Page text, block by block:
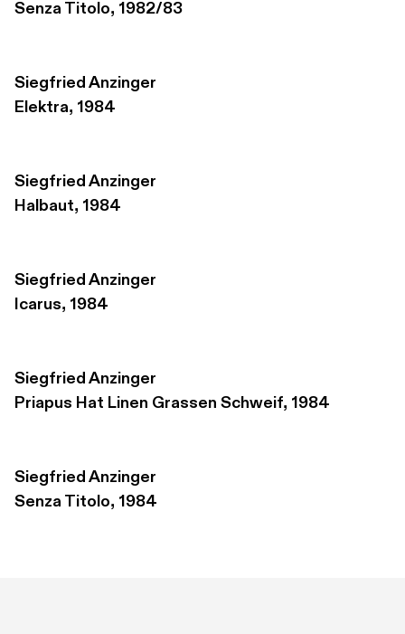
Senza Titolo, 1982/83
Siegfried Anzinger
Elektra, 1984
Siegfried Anzinger
Halbaut, 1984
Siegfried Anzinger
Icarus, 1984
Siegfried Anzinger
Priapus Hat Linen Grassen Schweif, 1984
Siegfried Anzinger
Senza Titolo, 1984